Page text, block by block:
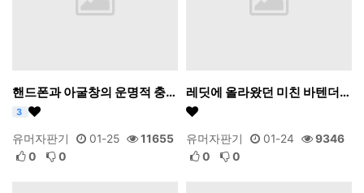
핸드폰과 아굴창의 운명적 충…
3
유머자판기 01-25
11655
0
0
레딧에 올라왔던 미친 바텐더…
유머자판기 01-24
9346
0
0